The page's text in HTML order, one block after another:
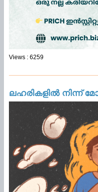
Views : 6259
ലഹരികളിൽ നിന്ന്